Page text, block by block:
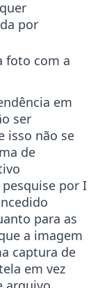
por
foto com a
em
ser
isso não se
de
por I
para as
a imagem
captura de
em vez